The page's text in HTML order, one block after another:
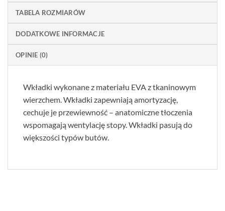
TABELA ROZMIARÓW
DODATKOWE INFORMACJE
OPINIE (0)
Wkładki wykonane z materiału EVA z tkaninowym
wierzchem. Wkładki zapewniają amortyzację,
cechuje je przewiewność – anatomiczne tłoczenia
wspomagają wentylację stopy. Wkładki pasują do
większości typów butów.